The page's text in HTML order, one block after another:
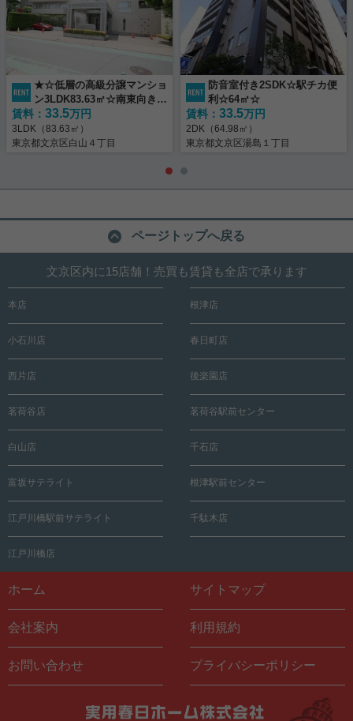
★☆低層の高級分譲マンショ
ン3LDK83.63㎡☆南東向き☆
定期借家5年☆★
賃料： 33.5万円
3LDK（83.63㎡）
東京都文京区白山４丁目
防音室付き2SDK☆駅チカ便
利☆64㎡☆
賃料： 33.5万円
2DK（64.98㎡）
東京都文京区湯島１丁目
ページトップへ戻る
文京区内に15店舗！売買も賃貸も全店で承ります
本店 根津店
小石川店 春日町店
西片店 後楽園店
茗荷谷店 茗荷谷駅前センター
白山店 千石店
富坂サテライト 根津駅前センター
江戸川橋駅前サテライト 千駄木店
江戸川橋店
ホーム サイトマップ
会社案内 利用規約
お問い合わせ プライバシーポリシー